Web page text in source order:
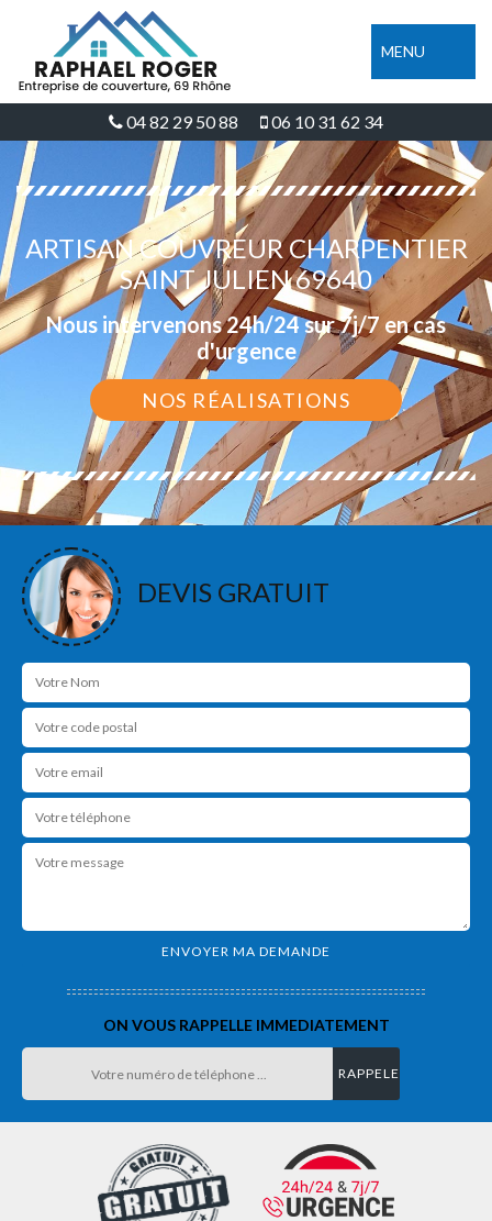
MENU
04 82 29 50 88 06 10 31 62 34
ARTISAN COUVREUR CHARPENTIER
SAINT JULIEN 69640
Nous intervenons 24h/24 sur 7j/7 en cas
d'urgence
NOS RÉALISATIONS
DEVIS GRATUIT
ON VOUS RAPPELLE IMMEDIATEMENT